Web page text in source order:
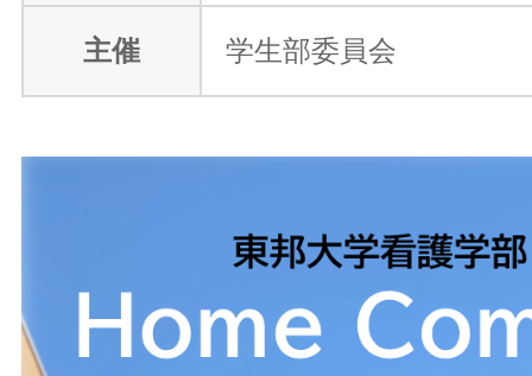
主催 学生部委員会